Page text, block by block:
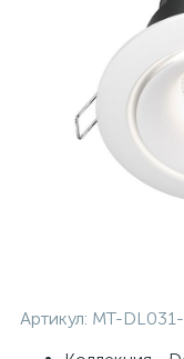
Артикул: MT-